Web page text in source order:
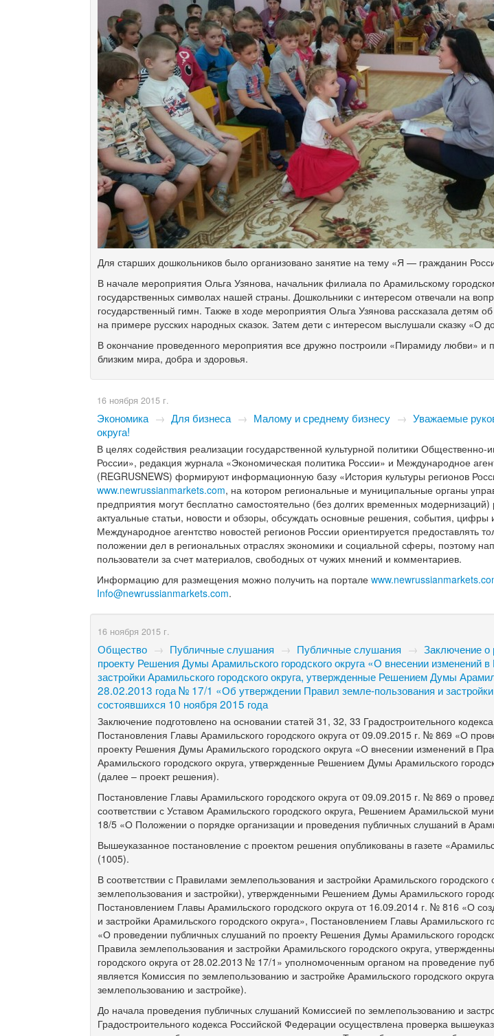
Для старших дошкольников было организовано занятие на тему «Я — гражданин
В начале мероприятия Ольга Узянова, начальник филиала по Арамильскому
государственных символах нашей страны. Дошкольники с интересом отвечали на
государственный гимн. Также в ходе мероприятия Ольга Узянова рассказала детям
на примере русских народных сказок. Затем дети с интересом выслушали сказку «О
В окончание проведенного мероприятия все дружно построили «Пирамиду любви»
близким мира, добра и здоровья.
16 ноября 2015 г.
Экономика → Для бизнеса → Малому и среднему бизнесу → Уважаемые
округа!
В целях содействия реализации государственной культурной политики
России», редакция журнала «Экономическая политика России» и Международное
(REGRUSNEWS) формируют информационную базу «История культуры регионов
www.newrussianmarkets.com, на котором региональные и муниципальные органы
предприятия могут бесплатно самостоятельно (без долгих временных
актуальные статьи, новости и обзоры, обсуждать основные решения, события, цифры
Международное агентство новостей регионов России ориентируется предоставлять
положении дел в региональных отраслях экономики и социальной сферы, поэтому
пользователи за счет материалов, свободных от чужих мнений и комментариев.
Информацию для размещения можно получить на портале
Info@newrussianmarkets.com.
16 ноября 2015 г.
Общество → Публичные слушания → Публичные слушания → Заключение о
проекту Решения Думы Арамильского городского округа «О внесении изменений
застройки Арамильского городского округа, утвержденные Решением Думы
28.02.2013 года № 17/1 «Об утверждении Правил земле-пользования и застройки
состоявшихся 10 ноября 2015 года
Заключение подготовлено на основании статей 31, 32, 33 Градостроительного
Постановления Главы Арамильского городского округа от 09.09.2015 г. № 869 «О
проекту Решения Думы Арамильского городского округа «О внесении изменений в
Арамильского городского округа, утвержденные Решением Думы Арамильского
(далее – проект решения).
Постановление Главы Арамильского городского округа от 09.09.2015 г. № 869 о
соответствии с Уставом Арамильского городского округа, Решением Арамильской
18/5 «О Положении о порядке организации и проведения публичных слушаний в
Вышеуказанное постановление с проектом решения опубликованы в газете
(1005).
В соответствии с Правилами землепользования и застройки Арамильского
землепользования и застройки), утвержденными Решением Думы Арамильского
Постановлением Главы Арамильского городского округа от 16.09.2014 г. № 816 «О
и застройки Арамильского городского округа», Постановлением Главы Арамильского
«О проведении публичных слушаний по проекту Решения Думы Арамильского
Правила землепользования и застройки Арамильского городского округа,
городского округа от 28.02.2013 № 17/1» уполномоченным органом на проведение
является Комиссия по землепользованию и застройке Арамильского городского
землепользованию и застройке).
До начала проведения публичных слушаний Комиссией по землепользованию и
Градостроительного кодекса Российской Федерации осуществлена проверка